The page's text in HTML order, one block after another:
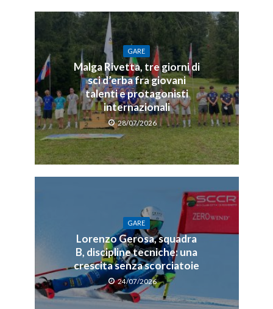
GARE
Malga Rivetta, tre giorni di
sci d’erba fra giovani
talenti e protagonisti
internazionali
28/07/2026
GARE
Lorenzo Gerosa, squadra
B, discipline tecniche: una
crescita senza scorciatoie
24/07/2026